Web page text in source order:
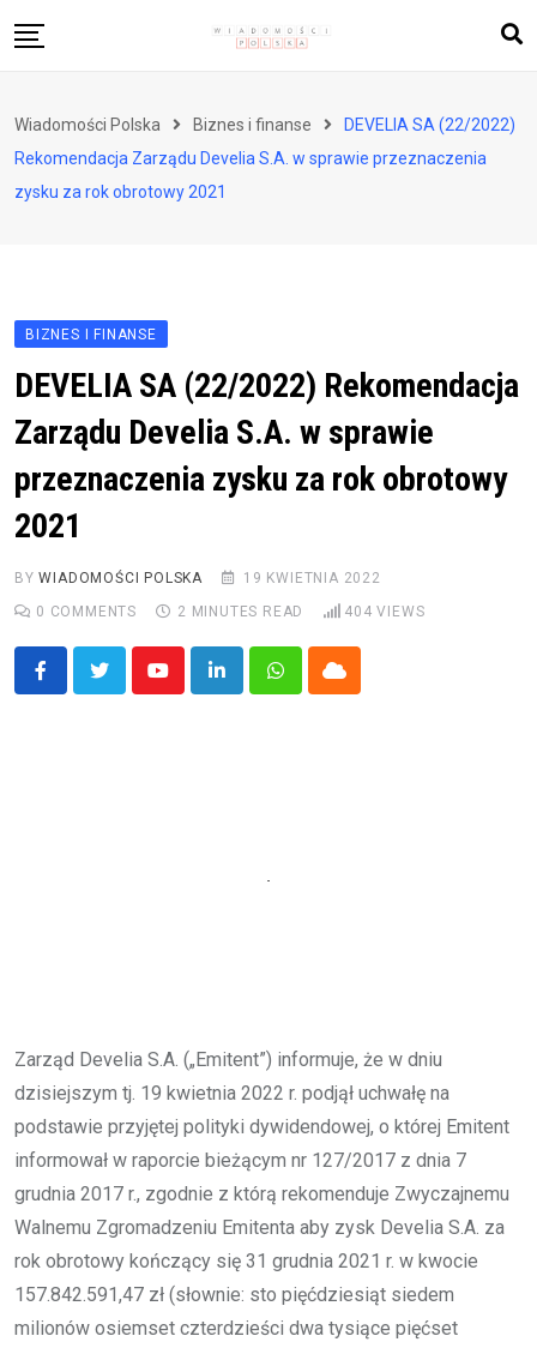
to
Zdrowie i styl życia
Polityka i społeczeństwo
Wiadomości Polska Biznes i finanse
DEVELIA SA (22/2022)
Rekomendacja Zarządu Develia S.A. w sprawie przeznaczenia
zysku za rok obrotowy 2021
BIZNES I FINANSE
DEVELIA SA (22/2022) Rekomendacja
Zarządu Develia S.A. w sprawie
przeznaczenia zysku za rok obrotowy
2021
BYWIADOMOŚCI POLSKA
19 KWIETNIA 2022
0 COMMENTS 2 MINUTES READ 404 VIEWS
YoutubeLinkedInWhatsappCloud
Zarząd Develia S.A. („Emitent”) informuje, że w dniu
dzisiejszym tj. 19 kwietnia 2022 r. podjął uchwałę na
podstawie przyjętej polityki dywidendowej, o której Emitent
informował w raporcie bieżącym nr 127/2017 z dnia 7
grudnia 2017 r., zgodnie z którą rekomenduje Zwyczajnemu
Walnemu Zgromadzeniu Emitenta aby zysk Develia S.A. za
rok obrotowy kończący się 31 grudnia 2021 r. w kwocie
157.842.591,47 zł (słownie: sto pięćdziesiąt siedem
milionów osiemset czterdzieści dwa tysiące pięćset